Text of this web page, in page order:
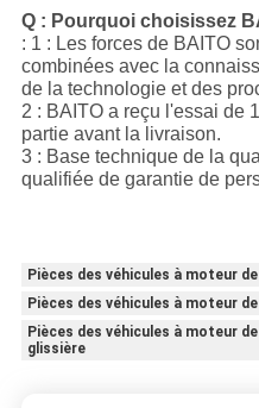
Q : Pourquoi choisissez
: 1 : Les forces de BAITO
combinées avec la
de la technologie et des
2 : BAITO a reçu l'essai de
partie avant la livraison.
3 : Base technique de la
qualifiée de garantie de
Pièces des véhicules à moteur
Pièces des véhicules à moteur
Pièces des véhicules à moteur
glissière